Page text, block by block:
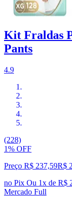
Kit Fraldas
Pants
4.9
(228)
1% OFF
Preço R$ 237,59R$
no Pix Ou 1x de R$
Mercado Full